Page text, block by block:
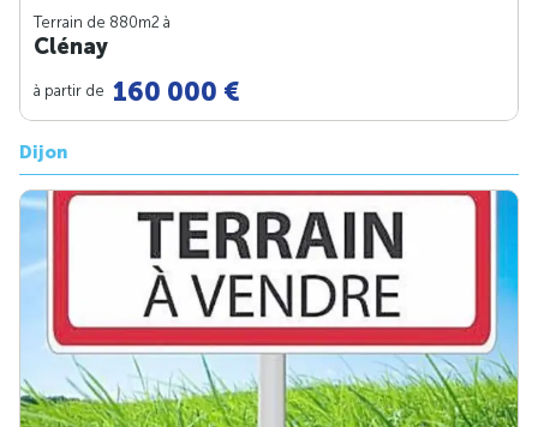
Terrain de 880m2 à
Clénay
à partir de 160 000 €
Dijon